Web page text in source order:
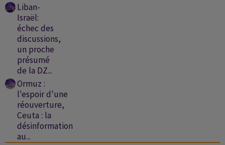
Liban-
Israël:
échec des
discussions,
un proche
présumé
de la DZ...
Ormuz :
l'espoir d'une
réouverture,
Ceuta : la
désinformation
au...